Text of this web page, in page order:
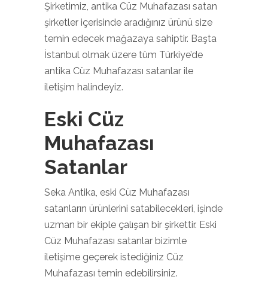
Şirketimiz, antika Cüz Muhafazası satan
şirketler içerisinde aradığınız ürünü size
temin edecek mağazaya sahiptir. Başta
İstanbul olmak üzere tüm Türkiye’de
antika Cüz Muhafazası satanlar ile
iletişim halindeyiz.
Eski Cüz
Muhafazası
Satanlar
Seka Antika, eski Cüz Muhafazası
satanların ürünlerini satabilecekleri, işinde
uzman bir ekiple çalışan bir şirkettir. Eski
Cüz Muhafazası satanlar bizimle
iletişime geçerek istediğiniz Cüz
Muhafazası temin edebilirsiniz.